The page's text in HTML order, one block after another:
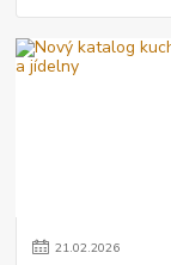
21.02.2026